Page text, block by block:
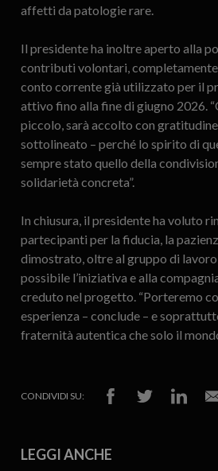
affetti da patologie rare.
Il presidente ha inoltre aperto alla
contributi volontari,
conto corrente già utilizzato per il
attivo fino alla fine di giugno 2026.
piccolo, sarà accolto con
sottolineato – perché lo spirito di
sempre stato quello della
solidarietà concreta”.
In chiusura, il presidente ha voluto
partecipanti per la fiducia, la
dimostrato, oltre al gruppo di lavoro
possibile l’iniziativa e alla
creduto nel progetto. “Porteremo
esperienza – conclude – e
fraternità autentica che solo il
CONDIVIDI SU:
LEGGI ANCHE